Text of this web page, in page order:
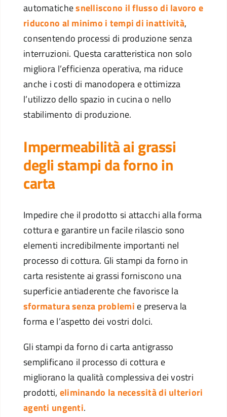
automatichesnelliscono il flusso di lavoro e
riducono al minimo i tempi di inattività,
consentendo processi di produzione senza
interruzioni. Questa caratteristica non solo
migliora l’efficienza operativa, ma riduce
anche i costi di manodopera e ottimizza
l’utilizzo dello spazio in cucina o nello
stabilimento di produzione.
Impermeabilità ai grassi
degli stampi da forno in
carta
Impedire che il prodotto si attacchi alla forma
cottura e garantire un facile rilascio sono
elementi incredibilmente importanti nel
processo di cottura. Gli stampi da forno in
carta resistente ai grassi forniscono una
superficie antiaderente che favorisce la
sformatura senza problemi e preserva la
forma e l’aspetto dei vostri dolci.
Gli stampi da forno di carta antigrasso
semplificano il processo di cottura e
migliorano la qualità complessiva dei vostri
prodotti, eliminando la necessità di ulteriori
agenti ungenti.